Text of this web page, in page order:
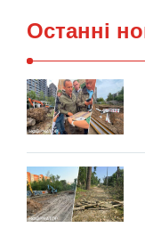
Останні